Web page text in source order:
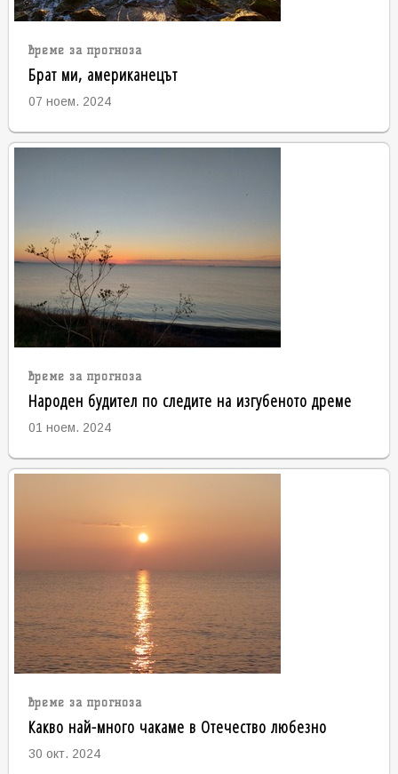
време за прогноза
Брат ми, американецът
07 ноем. 2024
време за прогноза
Народен будител по следите на изгубеното дреме
01 ноем. 2024
време за прогноза
Какво най-много чакаме в Отечество любезно
30 окт. 2024